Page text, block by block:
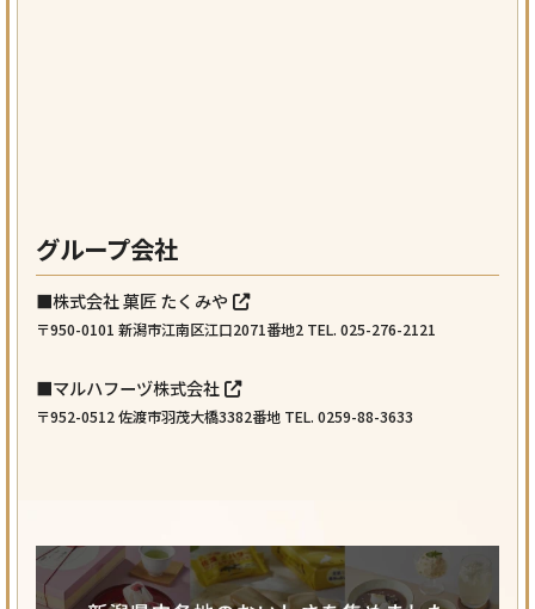
グループ会社
■株式会社 菓匠 たくみや
〒950-0101 新潟市江南区江口2071番地2 TEL. 025-276-2121
■マルハフーヅ株式会社
〒952-0512 佐渡市羽茂大橋3382番地 TEL. 0259-88-3633